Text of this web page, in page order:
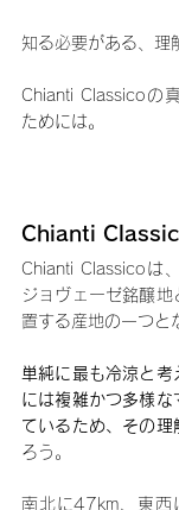
知る必要がある、理
Chianti Classicoの
ためには。
Chianti
Chianti Classicoは
ジョヴェーゼ銘醸
置する産地の一つと
単純に最も冷涼と
には複雑かつ多様
ているため、その理
ろう。
南北に47km、東西